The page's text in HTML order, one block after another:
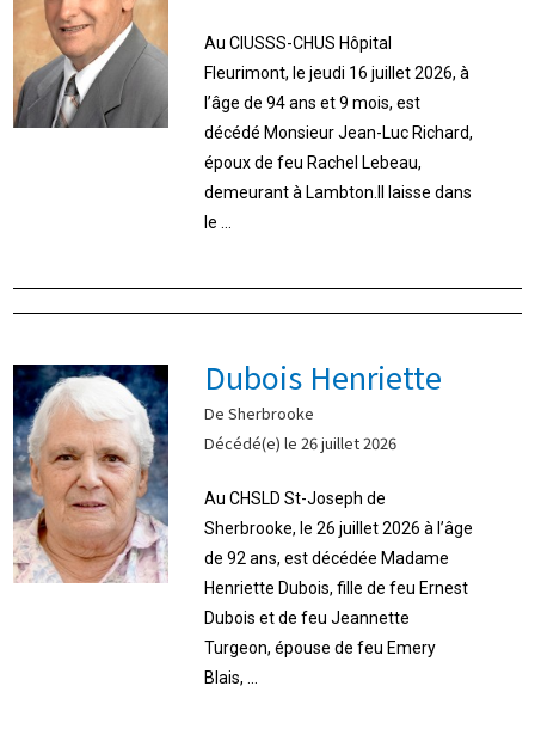
Au CIUSSS-CHUS Hôpital
Fleurimont, le jeudi 16 juillet 2026, à
l’âge de 94 ans et 9 mois, est
décédé Monsieur Jean-Luc Richard,
époux de feu Rachel Lebeau,
demeurant à Lambton.Il laisse dans
le ...
Dubois Henriette
De Sherbrooke
Décédé(e) le 26 juillet 2026
Au CHSLD St-Joseph de
Sherbrooke, le 26 juillet 2026 à l’âge
de 92 ans, est décédée Madame
Henriette Dubois, fille de feu Ernest
Dubois et de feu Jeannette
Turgeon, épouse de feu Emery
Blais, ...